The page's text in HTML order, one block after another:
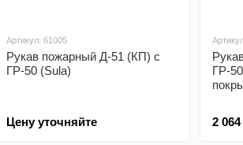
Артикул: 61005
Рукав пожарный Д-51 (КП) с
ГР-50 (Sula)
Цену уточняйте
ГР-
2 064